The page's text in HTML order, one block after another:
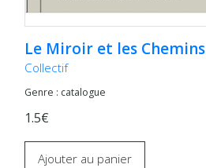
Le Miroir et les Chemins
Collectif
Genre : catalogue
1.5€
Ajouter au panier